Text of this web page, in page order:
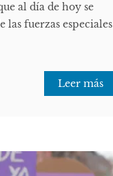
al día de hoy se
fuerzas especiales
Leer más